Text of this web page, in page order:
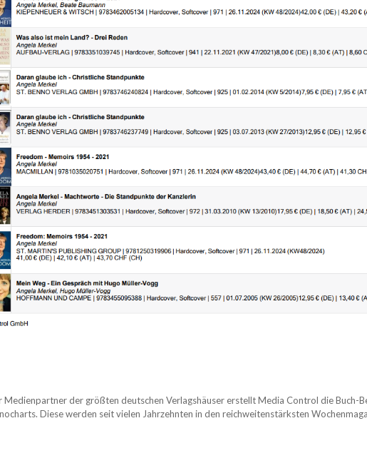
Medienpartner der größten deutschen Verlagshäuser erstellt Media Control die Buch-
Diese werden seit vielen Jahrzehnten in den reichweitenstärksten